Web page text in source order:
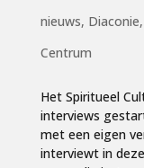
nieuws, Diaconie,
Centrum
Het Spiritueel
interviews
met een eigen
interviewt in